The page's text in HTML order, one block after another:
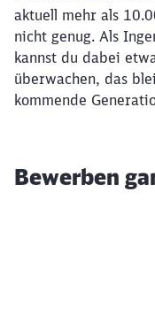
aktuell mehr als
nicht genug. Als
kannst du dabei
überwachen, das
kommende
Bewerben